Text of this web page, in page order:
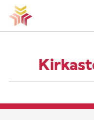
Vieritä
sisältöön
Etusivu